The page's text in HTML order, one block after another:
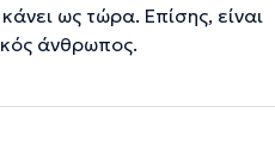
ως τώρα. Επίσης, είναι
άνθρωπος.